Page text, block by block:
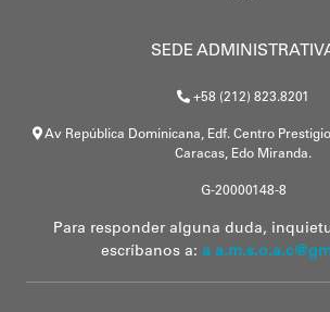
SEDE
+58 (212) 823.8201
Av República Dominicana, Edf. Centro
Caracas, Edo Miranda.
G-20000148-8
Para responder alguna duda,
escríbanos a: a